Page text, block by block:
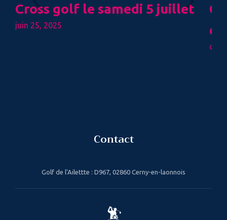
Cross golf le samedi 5 juillet
juin 25, 2025
Contact
Golf de l'Ailettte : D967, 02860 Cerny-en-laonnois